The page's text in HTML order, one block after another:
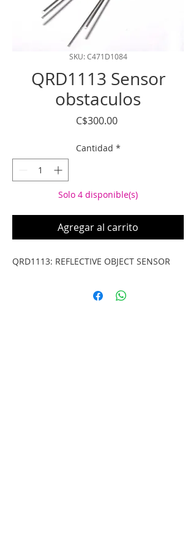
SKU: C471D1084
QRD1113 Sensor
obstaculos
C$300.00Precio
Cantidad *
Solo 4 disponible(s)
Agregar al carrito
QRD1113: REFLECTIVE OBJECT SENSOR